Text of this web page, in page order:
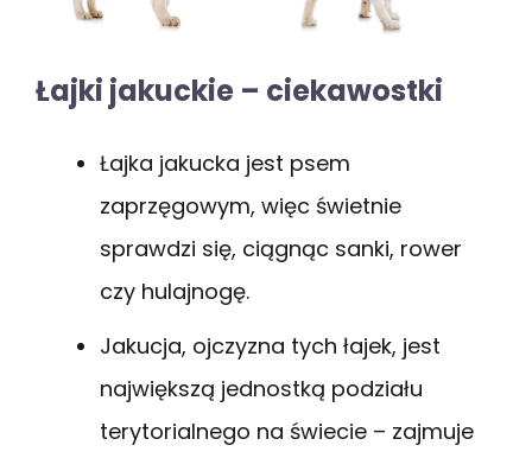
Łajki jakuckie – ciekawostki
Łajka jakucka jest psem
zaprzęgowym, więc świetnie
sprawdzi się, ciągnąc sanki, rower
czy hulajnogę.
Jakucja, ojczyzna tych łajek, jest
największą jednostką podziału
terytorialnego na świecie – zajmuje